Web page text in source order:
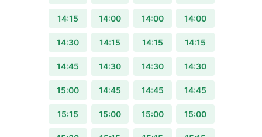
14:15
14:30
14:45
15:00
15:15
14:00
14:15
14:30
14:45
15:00
14:00
14:15
14:30
14:45
15:00
14:00
14:15
14:30
14:45
15:00